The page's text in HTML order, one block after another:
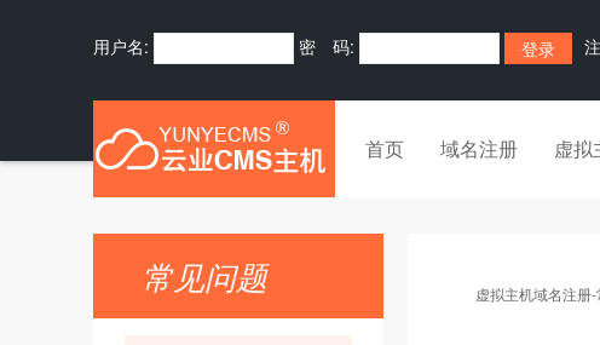
用户名: 密 码:
首页 域名注册 虚拟
常见问题 虚拟主机域名注册